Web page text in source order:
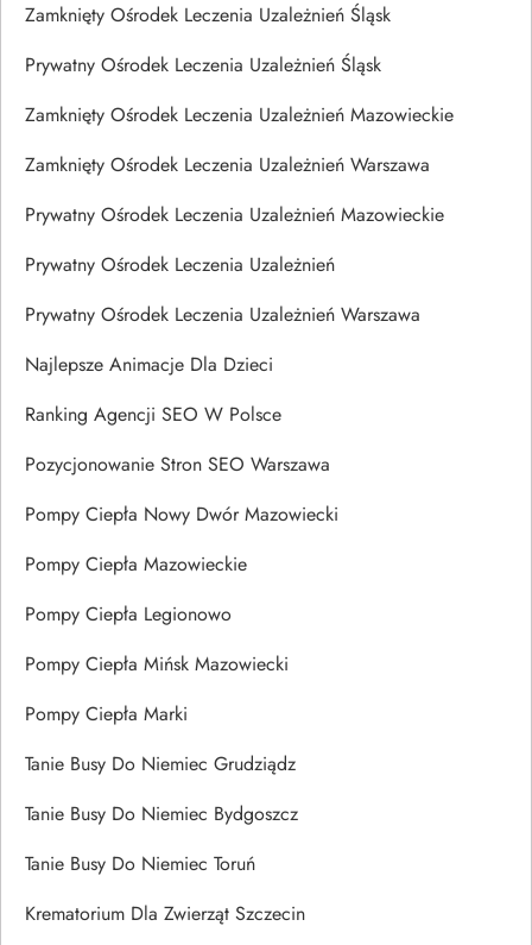
Zamknięty Ośrodek Leczenia Uzależnień Śląsk
Prywatny Ośrodek Leczenia Uzależnień Śląsk
Zamknięty Ośrodek Leczenia Uzależnień Mazowieckie
Zamknięty Ośrodek Leczenia Uzależnień Warszawa
Prywatny Ośrodek Leczenia Uzależnień Mazowieckie
Prywatny Ośrodek Leczenia Uzależnień
Prywatny Ośrodek Leczenia Uzależnień Warszawa
Najlepsze Animacje Dla Dzieci
Ranking Agencji SEO W Polsce
Pozycjonowanie Stron SEO Warszawa
Pompy Ciepła Nowy Dwór Mazowiecki
Pompy Ciepła Mazowieckie
Pompy Ciepła Legionowo
Pompy Ciepła Mińsk Mazowiecki
Pompy Ciepła Marki
Tanie Busy Do Niemiec Grudziądz
Tanie Busy Do Niemiec Bydgoszcz
Tanie Busy Do Niemiec Toruń
Krematorium Dla Zwierząt Szczecin